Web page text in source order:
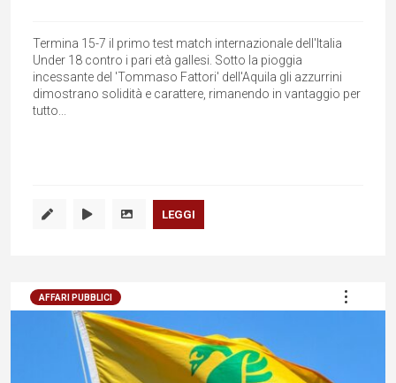
Termina 15-7 il primo test match internazionale dell'Italia
Under 18 contro i pari età gallesi. Sotto la pioggia
incessante del 'Tommaso Fattori' dell'Aquila gli azzurrini
dimostrano solidità e carattere, rimanendo in vantaggio per
tutto...
LEGGI
AFFARI PUBBLICI